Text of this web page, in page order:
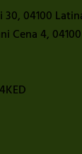
30, 04100
Cena 4,